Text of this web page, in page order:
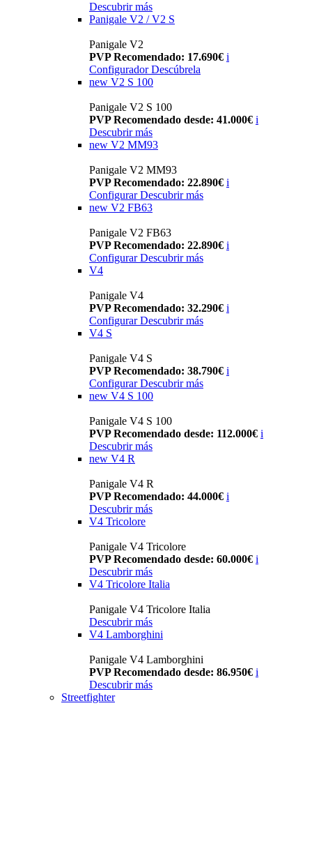
Descubrir más
Panigale V2 / V2 S
Panigale V2
PVP Recomendado: 17.690€ i
Configurador Descúbrela
new V2 S 100
Panigale V2 S 100
PVP Recomendado desde: 41.000€ i
Descubrir más
new V2 MM93
Panigale V2 MM93
PVP Recomendado: 22.890€ i
Configurar Descubrir más
new V2 FB63
Panigale V2 FB63
PVP Recomendado: 22.890€ i
Configurar Descubrir más
V4
Panigale V4
PVP Recomendado: 32.290€ i
Configurar Descubrir más
V4 S
Panigale V4 S
PVP Recomendado: 38.790€ i
Configurar Descubrir más
new V4 S 100
Panigale V4 S 100
PVP Recomendado desde: 112.000€ i
Descubrir más
new V4 R
Panigale V4 R
PVP Recomendado: 44.000€ i
Descubrir más
V4 Tricolore
Panigale V4 Tricolore
PVP Recomendado desde: 60.000€ i
Descubrir más
V4 Tricolore Italia
Panigale V4 Tricolore Italia
Descubrir más
V4 Lamborghini
Panigale V4 Lamborghini
PVP Recomendado desde: 86.950€ i
Descubrir más
Streetfighter